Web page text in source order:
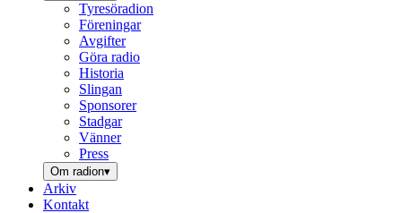
Tyresöradion
Föreningar
Avgifter
Göra radio
Historia
Slingan
Sponsorer
Stadgar
Vänner
Press
Om radion▾
Arkiv
Kontakt